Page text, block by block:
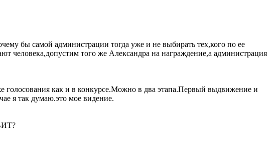
бы самой администрации тогда уже и не выбирать тех,кого по ее
человека,допустим того же Александра на награждение,а администрация
как и в конкурсе.Можно в два этапа.Первый выдвижение и
я так думаю.это мое видение.